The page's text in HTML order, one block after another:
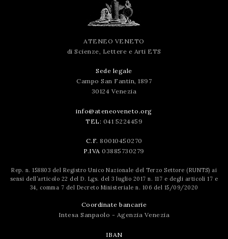
ATENEO VENETO
di Scienze, Lettere e Arti ETS
Sede legale
Campo San Fantin, 1897
30124 Venezia
info@ateneoveneto.org
TEL: 041 5224459
C.F. 80010450270
P.IVA 03885730279
Rep. n. 158803 del Registro Unico Nazionale del Terzo Settore (RUNTS) ai
sensi dell’articolo 22 del D. Lgs. del 3 luglio 2017 n. 117 e degli articoli 17 e
34, comma 7 del Decreto Ministeriale n. 106 del 15/09/2020
Coordinate bancarie
Intesa Sanpaolo - Agenzia Venezia
IBAN